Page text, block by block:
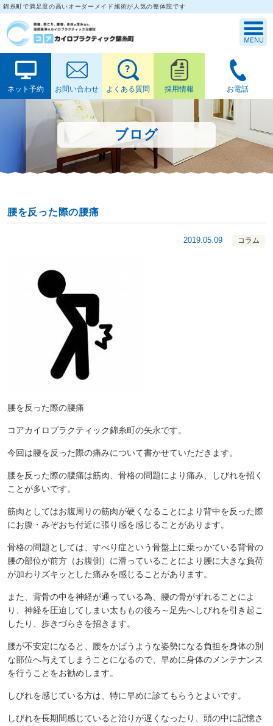
錦糸町で満足度の高いオーダーメイド施術が人気の整体院です
ネット予約 お問い合わせ よくある質問 採用情報 お電話
ブログ
腰を反った際の腰痛
2019.05.09 コラム
腰を反った際の腰痛
コアカイロプラクティック錦糸町の矢永です。
今回は腰を反った際の痛みについて書かせていただきます。
腰を反った際の腰痛は筋肉、骨格の問題により痛み、しびれを招く
ことが多いです。
筋肉としてはお腹周りの筋肉が硬くなることにより背中を反った際
にお腹・みぞおち付近に張り感を感じることがあります。
骨格の問題としては、すべり症という骨盤上に乗っかている背骨の
腰の部位が前方（お腹側）に滑っていることにより腰に大きな負荷
が加わりズキッとした痛みを感じることがあります。
また、背骨の中を神経が通っている為、腰の骨がずれることによ
り、神経を圧迫してしまい太ももの後ろ～足先へしびれを引き起こ
したり、歩きづらさを招きます。
腰が不安定になると、腰をかばうような姿勢になる負担を身体の別
な部位へ与えてしまうことになるので、早めに身体のメンテナンス
を行うことをお勧めします。
しびれを感じている方は、特に早めに診てもらうとよいです。
しびれを長期間感じていると治りが遅くなったり、頭の中に記憶さ